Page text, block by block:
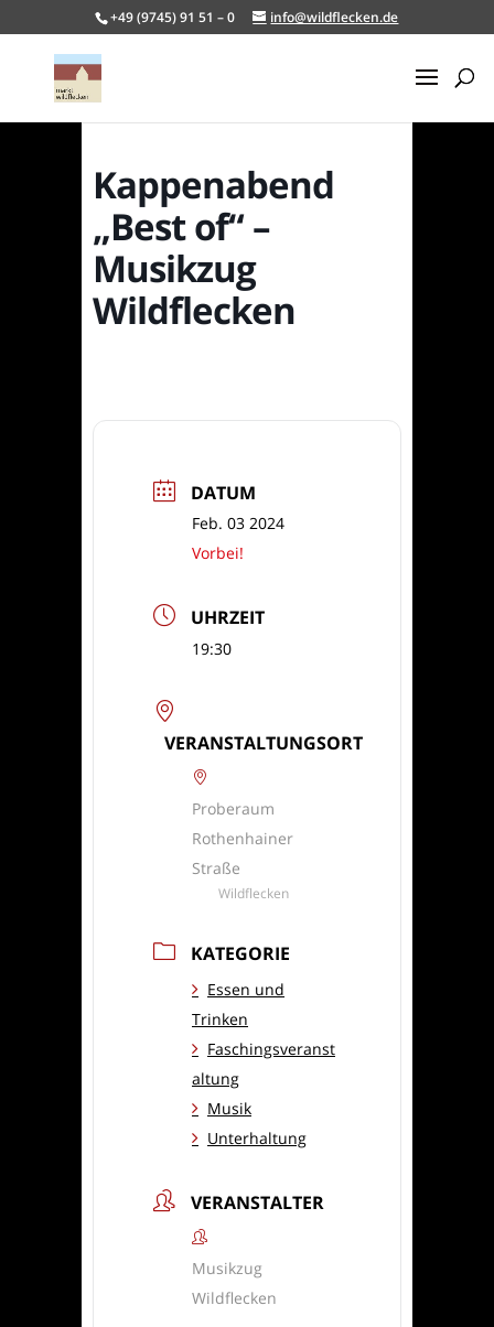
+49 (9745) 91 51 – 0 info@wildflecken.de
Kappenabend
„Best of“ –
Musikzug
Wildflecken
DATUM
Feb. 03 2024
Vorbei!
UHRZEIT
19:30
VERANSTALTUNGSORT
Proberaum
Rothenhainer
Straße
Wildflecken
KATEGORIE
Essen und
Trinken
Faschingsveranst
altung
Musik
Unterhaltung
VERANSTALTER
Musikzug
Wildflecken